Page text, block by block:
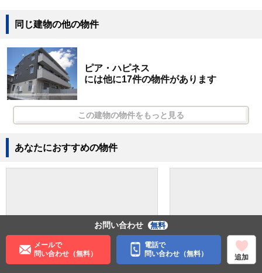
同じ建物の他の物件
ピア・ハピネス
には他に17件の物件があります
この建物の物件をもっと見る
あなたにおすすめの物件
お問い合わせ 無料
メールで
問い合わせ（無料）
電話で
問い合わせ（無料）
追加